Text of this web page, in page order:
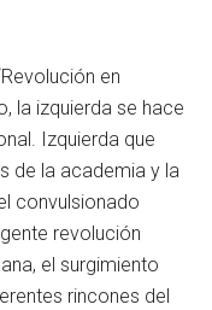
en
la izquierda se hace
Izquierda que
de la academia y la
convulsionado
revolución
el surgimiento
rincones del